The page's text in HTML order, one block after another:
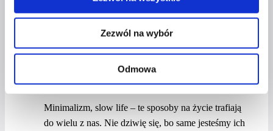
Zezwól na wybór
Odmowa
SZTUKA ŚWIADOMEGO
WYBORU
Czerwona Szpilka 24 października 2021
października 2021
Minimalizm, slow life – te sposoby na życie trafiają
do wielu z nas. Nie dziwię się, bo same jesteśmy ich